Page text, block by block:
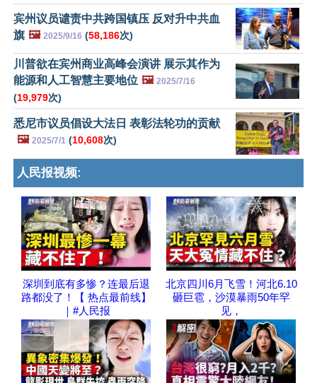
宾州议员谴责中共跨国镇压 反对升中共血
旗 🖼️ 2025/9/16 (58,186次)
川普欲在宾州商业高峰会演讲 展示其作为
能源和人工智慧主要地位 🖼️ 2025/7/16
(19,979次)
悉尼市议员倡设大法日 表彰法轮功的贡献
🖼️ 2025/7/1 (10,608次)
人民报视频:
深圳到底有多惨？连最后退
路都没了！【 热点最前线】
｜#人民报
北京四川6月飞雪！河北6.10
砸巨雹，沙漠暴雨50年罕
见，